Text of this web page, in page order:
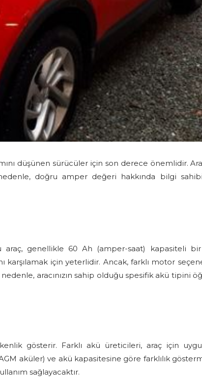
düşünen sürücüler için son derece önemlidir.
doğru amper değeri hakkında bilgi
araç, genellikle 60 Ah (amper-saat) kapasiteli
karşılamak için yeterlidir. Ancak, farklı motor
aracınızın sahip olduğu spesifik akü tipini
gösterir. Farklı akü üreticileri, araç için
aküler) ve akü kapasitesine göre farklılık
sağlayacaktır.